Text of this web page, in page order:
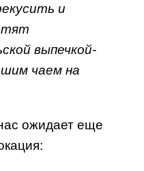
и
выпечкой-
чаем на
ожидает еще